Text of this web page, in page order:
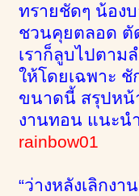
ทรายชัดๆ น้อง
ชวนคุยตลอด ตั
เราก็ลูบไปตาม
ให้โดยเฉพาะ
ขนาดนี้ สรุปหน้
งานทอน แนะน
rainbow01
“ว่างหลังเลิกง